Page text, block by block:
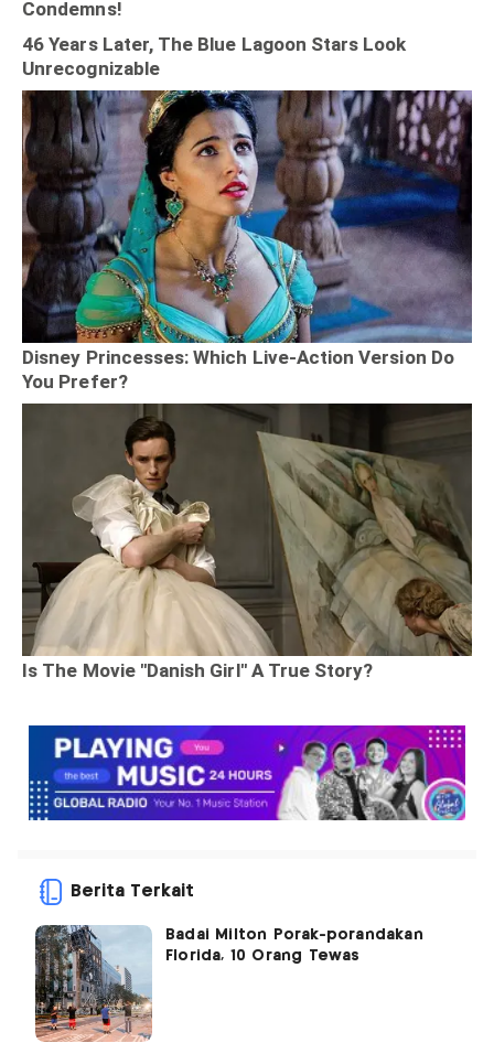
Berita Terkait
Badai Milton Porak-porandakan
Florida, 10 Orang Tewas